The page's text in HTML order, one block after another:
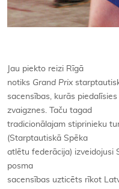
Jau piekto reizi Rīgā
notiks Grand Prix
sacensības, kurās
zvaigznes. Taču tagad
tradicionālajam stiprinieku
(Starptautiskā Spēka
atlētu federācija) izveidojusi
posma
sacensības uzticēts rīkot